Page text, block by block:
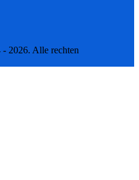
2026. Alle rechten